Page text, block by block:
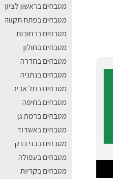
מטבחים בראשון לציון
מטבחים בפתח תקווה
מטבחים ברחובות
מטבחים בחולון
מטבחים בחדרה
מטבחים בנתניה
מטבחים בתל אביב
מטבחים בחיפה
מטבחים ברמת גן
מטבחים באשדוד
מטבחים בבני ברק
מטבחים בעפולה
מטבחים בקריות